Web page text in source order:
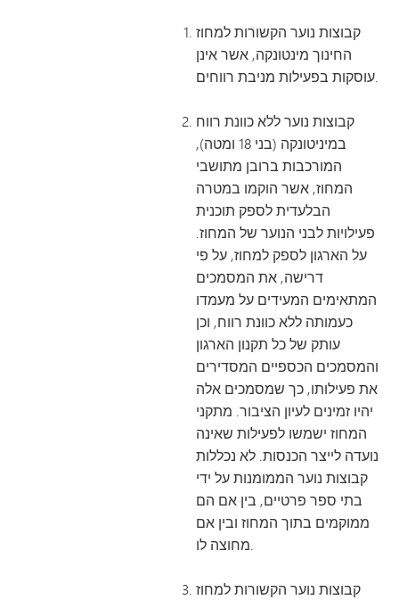
קבוצות נוער הקשורות למחוז
החינוך מינטונקה, אשר אינן
עוסקות בפעילות מניבת רווחים.
קבוצות נוער ללא כוונת רווח
במיניטונקה (בני 18 ומטה),
המורכבות ברובן מתושבי
המחוז, אשר הוקמו במטרה
הבלעדית לספק תוכנית
פעילויות לבני הנוער של המחוז.
על הארגון לספק למחוז, על פי
דרישה, את המסמכים
המתאימים המעידים על מעמדו
כעמותה ללא כוונת רווח, וכן
עותק של כל תקנון הארגון
והמסמכים הכספיים המסדירים
את פעילותו, כך שמסמכים אלה
יהיו זמינים לעיון הציבור. מתקני
המחוז ישמשו לפעילות שאינה
נועדה לייצר הכנסות. לא נכללות
קבוצות נוער הממומנות על ידי
בתי ספר פרטיים, בין אם הם
ממוקמים בתוך המחוז ובין אם
מחוצה לו.
קבוצות נוער הקשורות למחוז